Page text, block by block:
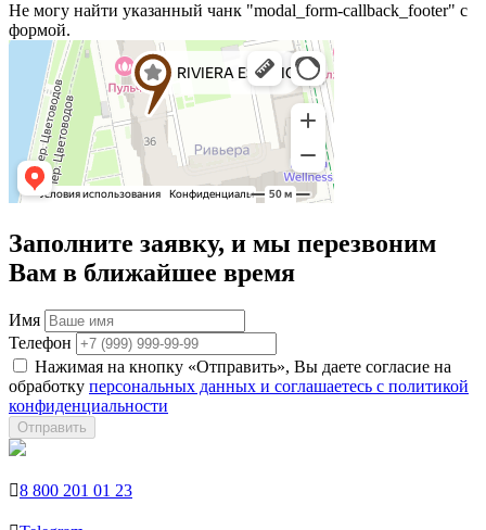
Не могу найти указанный чанк "modal_form-callback_footer" с
формой.
Заполните заявку, и мы перезвоним
Вам в ближайшее время
Имя
Телефон
Нажимая на кнопку «Отправить», Вы даете согласие на
обработку персональных данных и соглашаетесь с политикой
конфиденциальности
Отправить
8 800 201 01 23